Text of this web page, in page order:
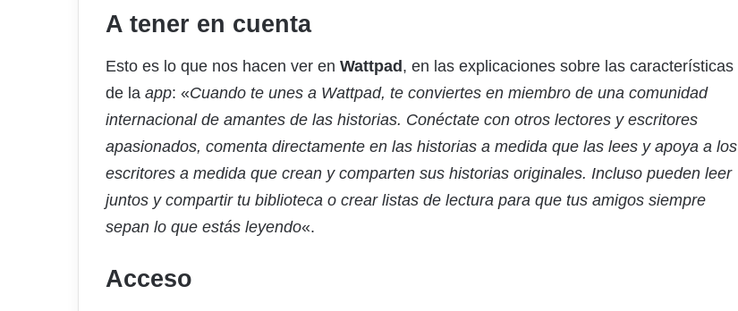
A tener en cuenta
Esto es lo que nos hacen ver en Wattpad , en las explicaciones sobre las características
de la app: «Cuando te unes a Wattpad, te conviertes en miembro de una comunidad
internacional de amantes de las historias. Conéctate con otros lectores y escritores
apasionados, comenta directamente en las historias a medida que las lees y apoya a los
escritores a medida que crean y comparten sus historias originales. Incluso pueden leer
juntos y compartir tu biblioteca o crear listas de lectura para que tus amigos siempre
sepan lo que estás leyendo«.
Acceso